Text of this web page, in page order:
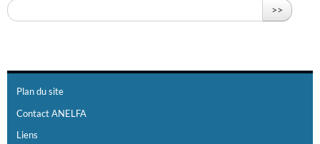
>>
Plan du site
Contact ANELFA
Liens